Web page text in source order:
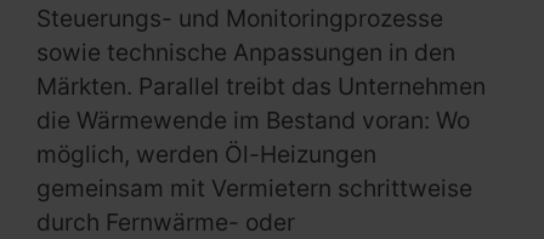
Steuerungs- und Monitoringprozesse
sowie technische Anpassungen in den
Märkten. Parallel treibt das Unternehmen
die Wärmewende im Bestand voran: Wo
möglich, werden Öl-Heizungen
gemeinsam mit Vermietern schrittweise
durch Fernwärme- oder